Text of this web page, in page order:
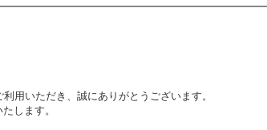
用いただき、誠にありがとうございます。
します。